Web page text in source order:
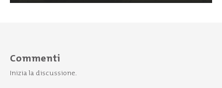
Commenti
Inizia la discussione.